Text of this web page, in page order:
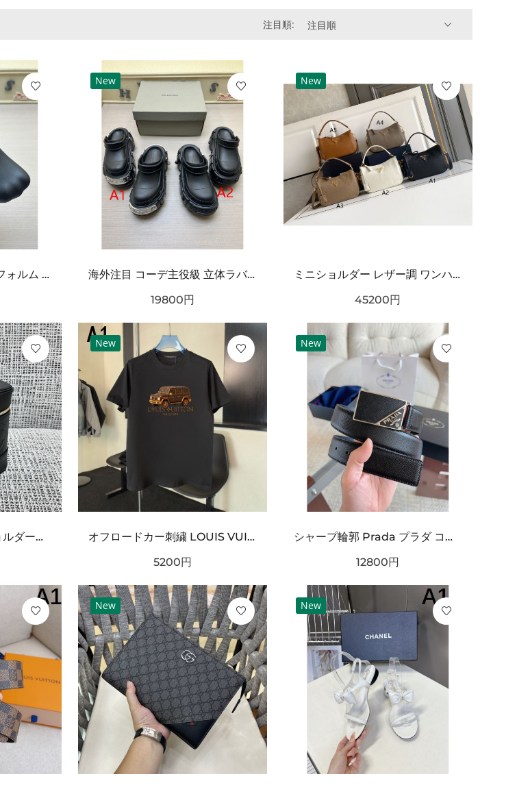
注目順: 注目順
ストリート主力 アートフォルム ワンタッチ着脱 耐久ソール BALENCIAGA バーバリー コピー クロッグシューズ リラックスモード
New
海外注目 コーデ主役級 立体ラバー構造 クッション性良好 BALENCIAGA バーバリー コピー クロッグシューズ 耐久ソール エッジィモード
19800円
New
ミニショルダー レザー調 ワンハンドルデザイン PRADA プラダ コピー バッグ ゴールドロゴ カラーバリエーション豊富 2WAY通勤スタイル
45200円
2026新作 シャネル ショルダーバッグクロスボディバッグ 最新商品即完売必至｜CHANEL人気作
New
オフロードカー刺繍 LOUIS VUITTON ルイヴィトン コピー Tシャツ ブラックカラー フロントグラフィック 半袖デザイン ストリート感ある仕上がり
5200円
New
シャープ輪郭 Prada プラダ コピー ベルト ブラックレザー 細かなエンボス加工 サークルメタルバックル ロゴ刻印 都会的スタイル
12800円
New New